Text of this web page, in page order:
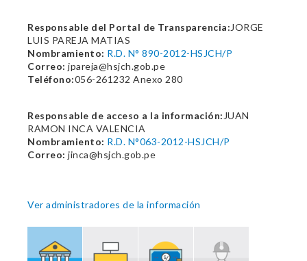
Responsable del Portal de Transparencia: JORGE
LUIS PAREJA MATIAS
Nombramiento: R.D. N° 890-2012-HSJCH/P
Correo: jpareja@hsjch.gob.pe
Teléfono:056-261232 Anexo 280
Responsable de acceso a la información: JUAN
RAMON INCA VALENCIA
Nombramiento: R.D. N°063-2012-HSJCH/P
Correo: jinca@hsjch.gob.pe
Ver administradores de la información